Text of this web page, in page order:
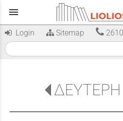
menu
Login Sitemap